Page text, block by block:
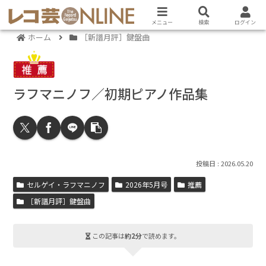
ホーム ［新譜月評］鍵盤曲
ラフマニノフ／初期ピアノ作品集
2026.05.20
セルゲイ・ラフマニノフ 2026年5月号
推薦
［新譜月評］鍵盤曲
この記事は約2分で読めます。
メニュー 検索 ログイン